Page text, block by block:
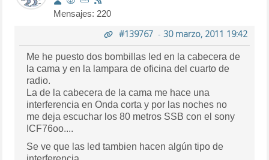
Mensajes: 220
#139767- 30 marzo, 2011 19:42
Me he puesto dos bombillas led en la cabecera de
la cama y en la lampara de oficina del cuarto de
radio.
La de la cabecera de la cama me hace una
interferencia en Onda corta y por las noches no
me deja escuchar los 80 metros SSB con el sony
ICF76oo....
Se ve que las led tambien hacen algún tipo de